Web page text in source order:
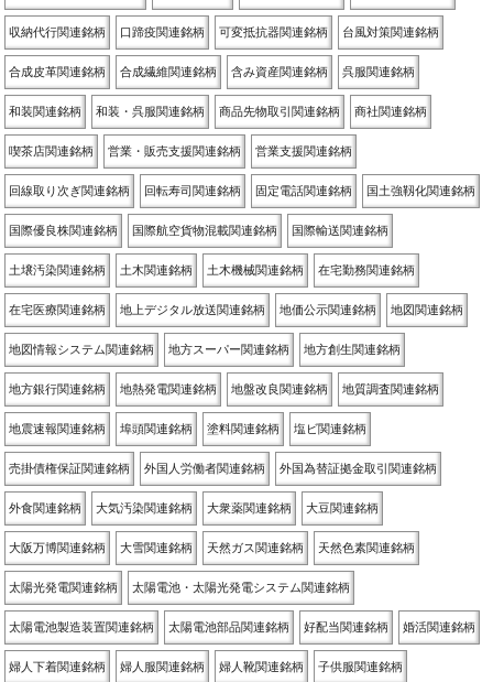
収納代行関連銘柄 口蹄疫関連銘柄 可変抵抗器関連銘柄 台風対策関連銘柄
合成皮革関連銘柄 合成繊維関連銘柄 含み資産関連銘柄 呉服関連銘柄
和装関連銘柄 和装・呉服関連銘柄 商品先物取引関連銘柄 商社関連銘柄
喫茶店関連銘柄 営業・販売支援関連銘柄 営業支援関連銘柄
回線取り次ぎ関連銘柄 回転寿司関連銘柄 固定電話関連銘柄 国土強靱化関連銘柄
国際優良株関連銘柄 国際航空貨物混載関連銘柄 国際輸送関連銘柄
土壌汚染関連銘柄 土木関連銘柄 土木機械関連銘柄 在宅勤務関連銘柄
在宅医療関連銘柄 地上デジタル放送関連銘柄 地価公示関連銘柄 地図関連銘柄
地図情報システム関連銘柄 地方スーパー関連銘柄 地方創生関連銘柄
地方銀行関連銘柄 地熱発電関連銘柄 地盤改良関連銘柄 地質調査関連銘柄
地震速報関連銘柄 埠頭関連銘柄 塗料関連銘柄 塩ビ関連銘柄
売掛債権保証関連銘柄 外国人労働者関連銘柄 外国為替証拠金取引関連銘柄
外食関連銘柄 大気汚染関連銘柄 大衆薬関連銘柄 大豆関連銘柄
大阪万博関連銘柄 大雪関連銘柄 天然ガス関連銘柄 天然色素関連銘柄
太陽光発電関連銘柄 太陽電池・太陽光発電システム関連銘柄
太陽電池製造装置関連銘柄 太陽電池部品関連銘柄 好配当関連銘柄 婚活関連銘柄
婦人下着関連銘柄 婦人服関連銘柄 婦人靴関連銘柄 子供服関連銘柄